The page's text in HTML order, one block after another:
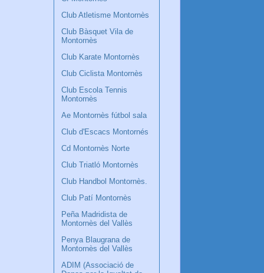
Club Atletisme Montornès
Club Bàsquet Vila de
Montornès
Club Karate Montornès
Club Ciclista Montornès
Club Escola Tennis
Montornès
Ae Montornès fútbol sala
Club d'Escacs Montornés
Cd Montornès Norte
Club Triatló Montornès
Club Handbol Montornès.
Club Patí Montornès
Peña Madridista de
Montornès del Vallès
Penya Blaugrana de
Montornès del Vallès
ADIM (Associació de